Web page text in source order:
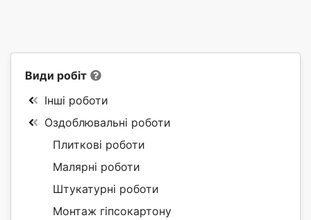
Види робіт
Інші роботи
Оздоблювальні роботи
Плиткові роботи
Малярні роботи
Штукатурні роботи
Монтаж гіпсокартону